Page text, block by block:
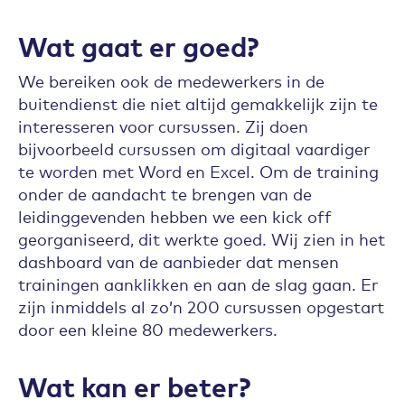
Wat gaat er goed?
We bereiken ook de medewerkers in de
buitendienst die niet altijd gemakkelijk zijn te
interesseren voor cursussen. Zij doen
bijvoorbeeld cursussen om digitaal vaardiger
te worden met Word en Excel. Om de training
onder de aandacht te brengen van de
leidinggevenden hebben we een kick off
georganiseerd, dit werkte goed. Wij zien in het
dashboard van de aanbieder dat mensen
trainingen aanklikken en aan de slag gaan. Er
zijn inmiddels al zo’n 200 cursussen opgestart
door een kleine 80 medewerkers.
Wat kan er beter?